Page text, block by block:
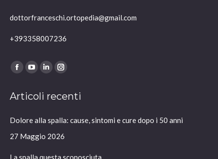
dottorfranceschi.ortopedia@gmail.com
+393358007236
Ci puoi trovare su:
Facebook
opens
new
window
YouTube
opens
new
window
Linkedin
opens
new
window
Instagram
opens
new
window
Articoli recenti
Dolore alla spalla: cause, sintomi e cure dopo i 50 anni
27 Maggio 2026
La spalla questa sconosciuta